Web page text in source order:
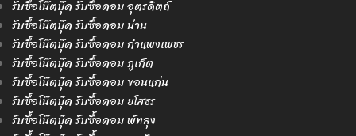
รับซื้อโน๊ตบุ๊ค รับซื้อคอม อุตรดิตถ์
รับซื้อโน๊ตบุ๊ค รับซื้อคอม น่าน
รับซื้อโน๊ตบุ๊ค รับซื้อคอม กำแพงเพชร
รับซื้อโน๊ตบุ๊ค รับซื้อคอม ภูเก็ต
รับซื้อโน๊ตบุ๊ค รับซื้อคอม ขอนแก่น
รับซื้อโน๊ตบุ๊ค รับซื้อคอม ยโสธร
รับซื้อโน๊ตบุ๊ค รับซื้อคอม พัทลุง